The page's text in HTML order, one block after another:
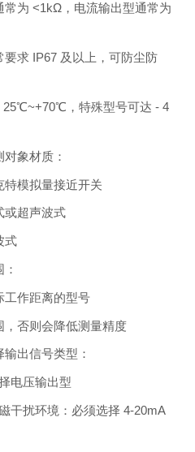
常为 <1kΩ，电流输出型通常为
要求 IP67 及以上，可防尘防
25℃~+70℃，特殊型号可达 - 4
象材质：
特模拟量接近开关
或超声波式
式
工作距离的型号
，否则会降低测量精度
出信号类型：
电压输出型
干扰环境：必须选择 4-20mA